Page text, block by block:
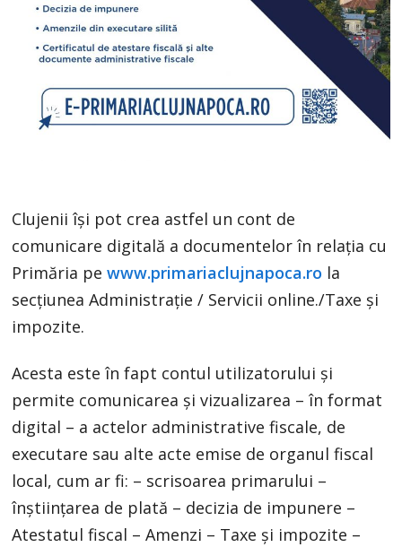
Clujenii își pot crea astfel un cont de
comunicare digitală a documentelor în relația cu
Primăria pewww.primariaclujnapoca.ro la
secțiunea Administrație / Servicii online./Taxe și
impozite.
Acesta este în fapt contul utilizatorului și
permite comunicarea și vizualizarea – în format
digital – a actelor administrative fiscale, de
executare sau alte acte emise de organul fiscal
local, cum ar fi: – scrisoarea primarului –
înștiințarea de plată – decizia de impunere –
Atestatul fiscal – Amenzi – Taxe și impozite –